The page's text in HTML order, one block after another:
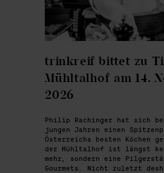
trinkreif bittet zu
Mühltalhof am 14.
2026
Philip Rachinger hat sich
jungen Jahren einen
Österreichs besten Köchen
der Mühltalhof ist längst
mehr, sondern eine
Gourmets. Nicht zuletzt